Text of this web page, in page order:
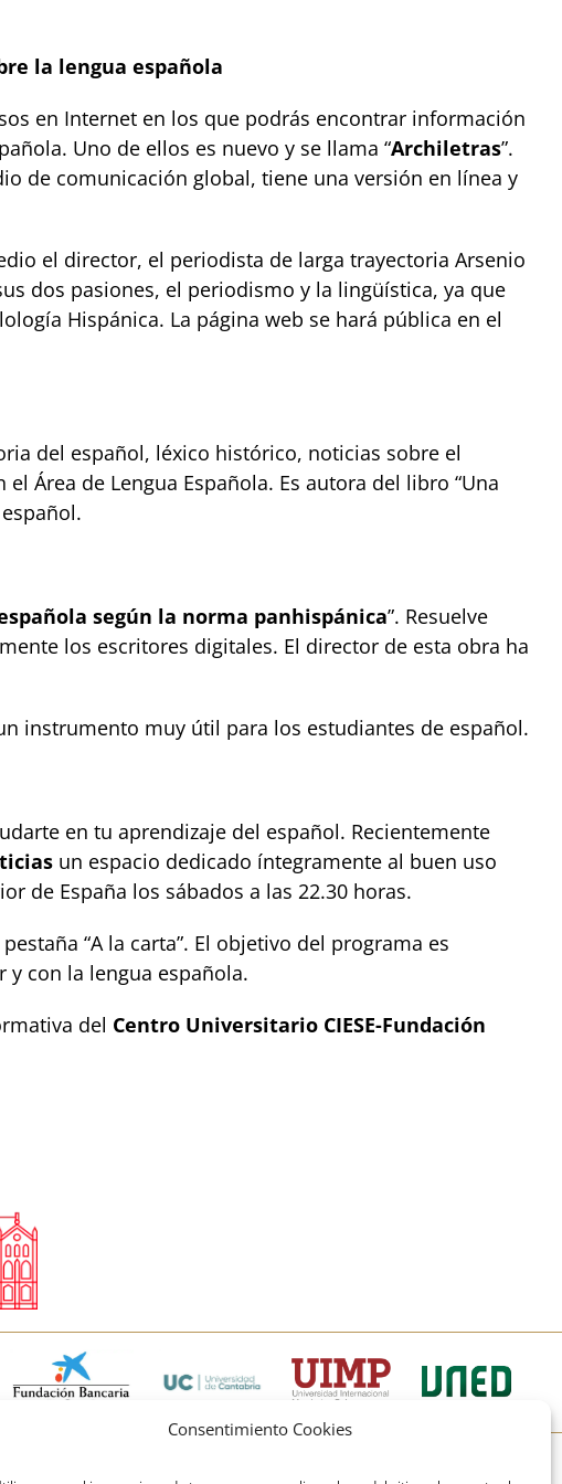
Consentimiento Cookies
la lengua española
en Internet en los que podrás encontrar información
Uno de ellos es nuevo y se llama “Archiletras”.
de comunicación global, tiene una versión en línea y
el director, el periodista de larga trayectoria Arsenio
dos pasiones, el periodismo y la lingüística, ya que
Hispánica. La página web se hará pública en el
del español, léxico histórico, noticias sobre el
Área de Lengua Española. Es autora del libro “Una
según la norma panhispánica”. Resuelve
los escritores digitales. El director de esta obra ha
instrumento muy útil para los estudiantes de español.
en tu aprendizaje del español. Recientemente
un espacio dedicado íntegramente al buen uso
de España los sábados a las 22.30 horas.
“A la carta”. El objetivo del programa es
y con la lengua española.
del Centro Universitario CIESE-Fundación